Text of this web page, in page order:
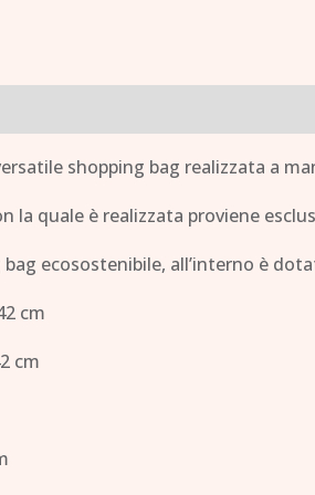
shopping bag realizzata a
la quale è realizzata proviene
bag ecosostenibile, all’interno è
cm
cm